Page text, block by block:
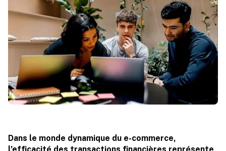
Dans le monde dynamique du e-commerce,